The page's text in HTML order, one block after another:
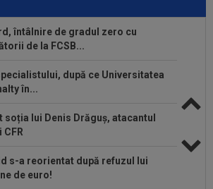
întâlnire de gradul zero cu
de la FCSB...
după ce Universitatea
în...
soția lui Denis Drăguș, atacantul
CFR
s-a reorientat după refuzul lui
de euro!